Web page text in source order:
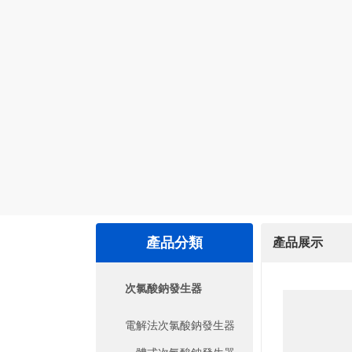
產品分類
次氯酸鈉發生器
電解法次氯酸鈉發生器
產品展示